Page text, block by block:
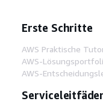
Erste Schritte
AWS Praktische
AWS-
AWS-